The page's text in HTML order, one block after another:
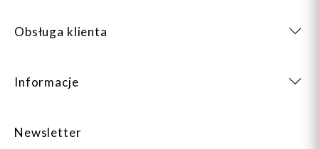
Obsługa klienta
Informacje
Newsletter